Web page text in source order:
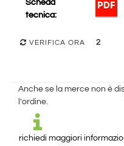
Scheda
tecnica:
VERIFICA ORA 2
Anche se la merce non è
l'ordine.
richiedi maggiori